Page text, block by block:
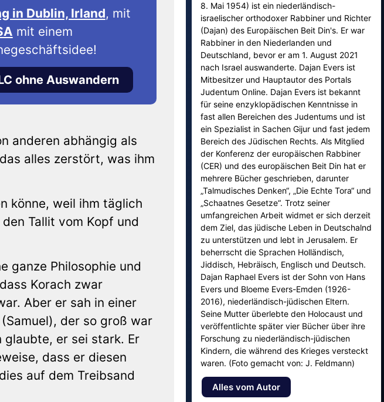
in Dublin, Irland, mit
mit einem
ohne Auswandern
anderen abhängig als
alles zerstört, was ihm
könne, weil ihm täglich
den Tallit vom Kopf und
ganze Philosophie und
Korach zwar
Aber er sah in einer
der so groß war
glaubte, er sei stark. Er
dass er diesen
auf dem Treibsand
8. Mai 1954) ist ein niederländisch-
israelischer orthodoxer Rabbiner und Richter
(Dajan) des Europäischen Beit Din's. Er war
Rabbiner in den Niederlanden und
Deutschland, bevor er am 1. August 2021
nach Israel auswanderte. Dajan Evers ist
Mitbesitzer und Hauptautor des Portals
Judentum Online. Dajan Evers ist bekannt
für seine enzyklopädischen Kenntnisse in
fast allen Bereichen des Judentums und ist
ein Spezialist in Sachen Gijur und fast jedem
Bereich des Jüdischen Rechts. Als Mitglied
der Konferenz der europäischen Rabbiner
(CER) und des europäischen Beit Din hat er
mehrere Bücher geschrieben, darunter
„Talmudisches Denken“, „Die Echte Tora“ und
„Schaatnes Gesetze“. Trotz seiner
umfangreichen Arbeit widmet er sich derzeit
dem Ziel, das jüdische Leben in Deutschalnd
zu unterstützen und lebt in Jerusalem. Er
beherrscht die Sprachen Holländisch,
Jiddisch, Hebräisch, Englisch und Deutsch.
Dajan Raphael Evers ist der Sohn von Hans
Evers und Bloeme Evers-Emden (1926-
2016), niederländisch-jüdischen Eltern.
Seine Mutter überlebte den Holocaust und
veröffentlichte später vier Bücher über ihre
Forschung zu niederländisch-jüdischen
Kindern, die während des Krieges versteckt
waren. (Foto gemacht von: J. Feldmann)
Alles vom Autor